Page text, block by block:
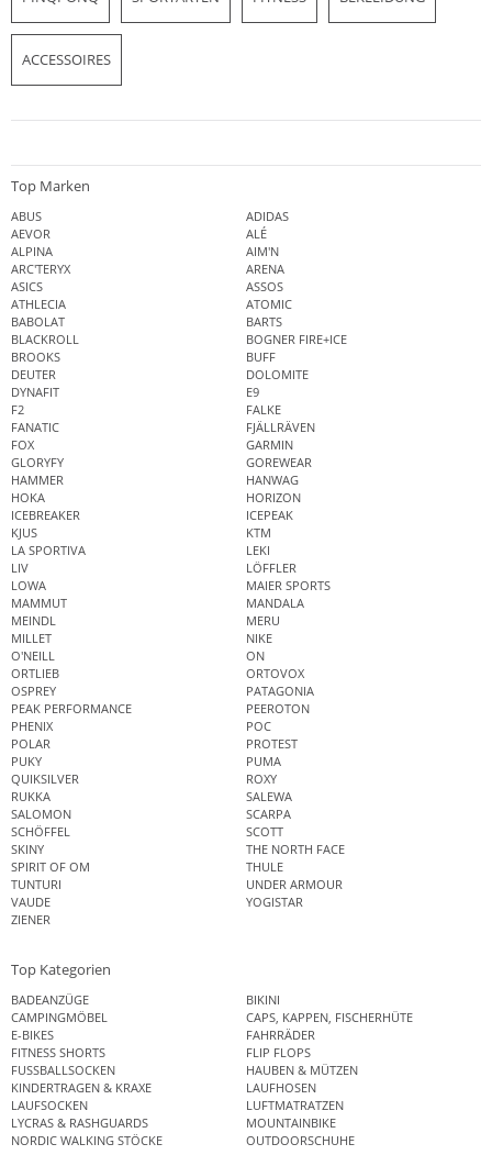
ACCESSOIRES
Top Marken
ABUS
ADIDAS
AEVOR
ALÉ
ALPINA
AIM'N
ARC'TERYX
ARENA
ASICS
ASSOS
ATHLECIA
ATOMIC
BABOLAT
BARTS
BLACKROLL
BOGNER FIRE+ICE
BROOKS
BUFF
DEUTER
DOLOMITE
DYNAFIT
E9
F2
FALKE
FANATIC
FJÄLLRÄVEN
FOX
GARMIN
GLORYFY
GOREWEAR
HAMMER
HANWAG
HOKA
HORIZON
ICEBREAKER
ICEPEAK
KJUS
KTM
LA SPORTIVA
LEKI
LIV
LÖFFLER
LOWA
MAIER SPORTS
MAMMUT
MANDALA
MEINDL
MERU
MILLET
NIKE
O'NEILL
ON
ORTLIEB
ORTOVOX
OSPREY
PATAGONIA
PEAK PERFORMANCE
PEEROTON
PHENIX
POC
POLAR
PROTEST
PUKY
PUMA
QUIKSILVER
ROXY
RUKKA
SALEWA
SALOMON
SCARPA
SCHÖFFEL
SCOTT
SKINY
THE NORTH FACE
SPIRIT OF OM
THULE
TUNTURI
UNDER ARMOUR
VAUDE
YOGISTAR
ZIENER
Top Kategorien
BADEANZÜGE
BIKINI
CAMPINGMÖBEL
CAPS, KAPPEN, FISCHERHÜTE
E-BIKES
FAHRRÄDER
FITNESS SHORTS
FLIP FLOPS
FUSSBALLSOCKEN
HAUBEN & MÜTZEN
KINDERTRAGEN & KRAXE
LAUFHOSEN
LAUFSOCKEN
LUFTMATRATZEN
LYCRAS & RASHGUARDS
MOUNTAINBIKE
NORDIC WALKING STÖCKE
OUTDOORSCHUHE